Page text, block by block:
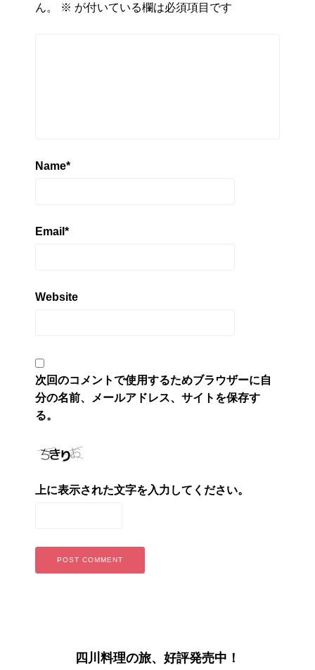
ん。
※ が付いている欄は必須項目です
Name*
Email *
Website
次回のコメントで使用するためブラウザーに自
分の名前、メールアドレス、サイトを保存す
る。
上に表示された文字を入力してください。
四川料理の旅、好評発売中！